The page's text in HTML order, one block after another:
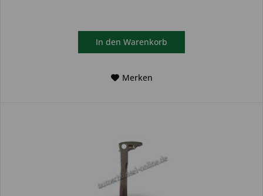
In den Warenkorb
Merken